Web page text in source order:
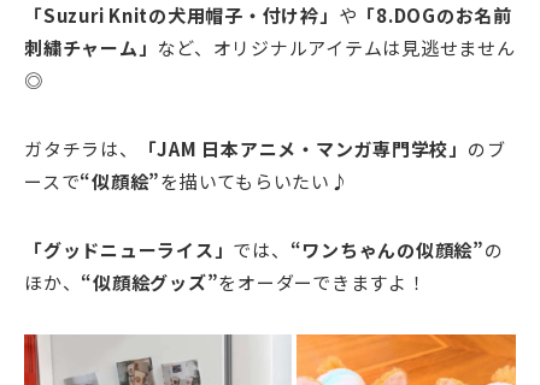
「Suzuri Knitの犬用帽子・付け衿」 や 「8.DOGのお名前
刺繍チャーム」 など、オリジナルアイテムは見逃せません
◎
ガタチラは、 「JAM 日本アニメ・マンガ専門学校」 のブ
ースで“似顔絵”を描いてもらいたい♪
「グッドニューライス」 では、 “ワンちゃんの似顔絵”の
ほか、 “似顔絵グッズ”をオーダーできますよ！